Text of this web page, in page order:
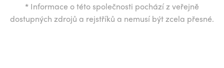
* Informace o této společnosti pochází z veřejně
dostupných zdrojů a rejstříků a nemusí být zcela přesné.